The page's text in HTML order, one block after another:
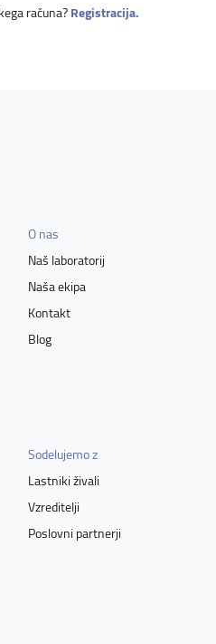
računa?Registracija.
O nas
Naš laboratorij
Naša ekipa
Kontakt
Blog
Sodelujemo z
Lastniki živali
Vzreditelji
Poslovni partnerji